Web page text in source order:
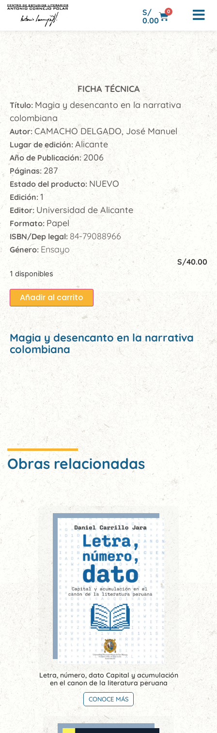
S/
0.00
0
FICHA TÉCNICA
Título: Magia y desencanto en la narrativa
colombiana
Autor: CAMACHO DELGADO, José Manuel
Lugar de edición: Alicante
Año de Publicación:2006
Páginas: 287
Estado del producto: NUEVO
Edición: 1
Editor: Universidad de Alicante
Formato: Papel
ISBN/Dep legal: 84-79088966
Género: Ensayo
S/40.00
1 disponibles
Añadir al carrito
Magia y desencanto en la narrativa
colombiana
Obras relacionadas
Letra, número, dato Capital y acumulación
en el canon de la literatura peruana
CONOCE MÁS